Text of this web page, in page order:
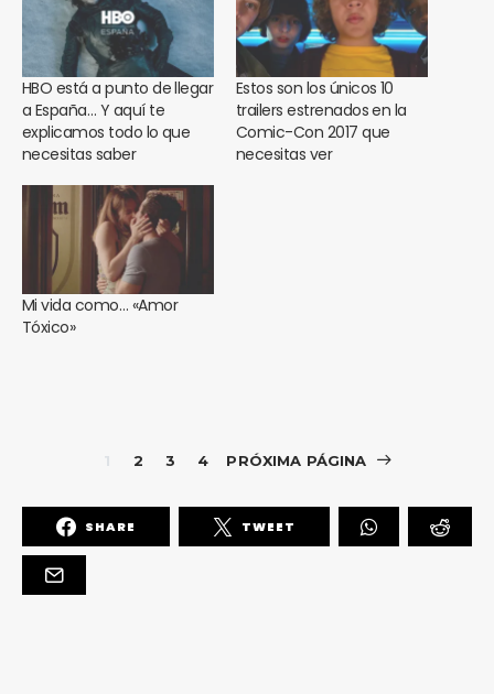
HBO está a punto de llegar
a España… Y aquí te
explicamos todo lo que
necesitas saber
Estos son los únicos 10
trailers estrenados en la
Comic-Con 2017 que
necesitas ver
Mi vida como… «Amor
Tóxico»
1 2 3 4 PRÓXIMA PÁGINA
SHARE TWEET